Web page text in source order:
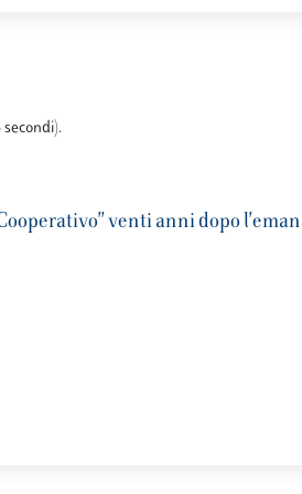
secondi).
venti anni dopo